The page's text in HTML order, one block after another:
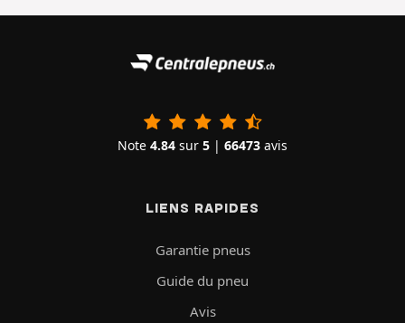
Note 4.84 sur 5 | 66473 avis
LIENS RAPIDES
Garantie pneus
Guide du pneu
Avis